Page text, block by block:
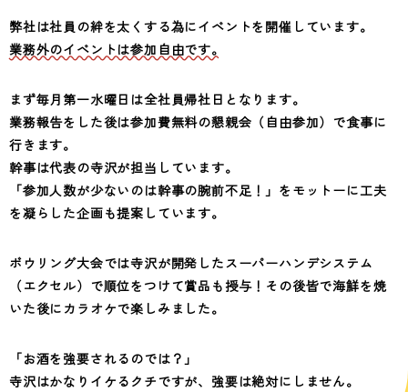
弊社は社員の絆を太くする為にイベントを開催しています。
業務外のイベントは参加自由です。
まず毎月第一水曜日は全社員帰社日となります。
業務報告をした後は参加費無料の懇親会（自由参加）で食事に
行きます。
幹事は代表の寺沢が担当しています。
「参加人数が少ないのは幹事の腕前不足！」をモットーに工夫
を凝らした企画も提案しています。
ボウリング大会では寺沢が開発したスーパーハンデシステム
（エクセル）で順位をつけて賞品も授与！その後皆で海鮮を焼
いた後にカラオケで楽しみました。
「お酒を強要されるのでは？」
寺沢はかなりイケるクチですが、強要は絶対にしません。